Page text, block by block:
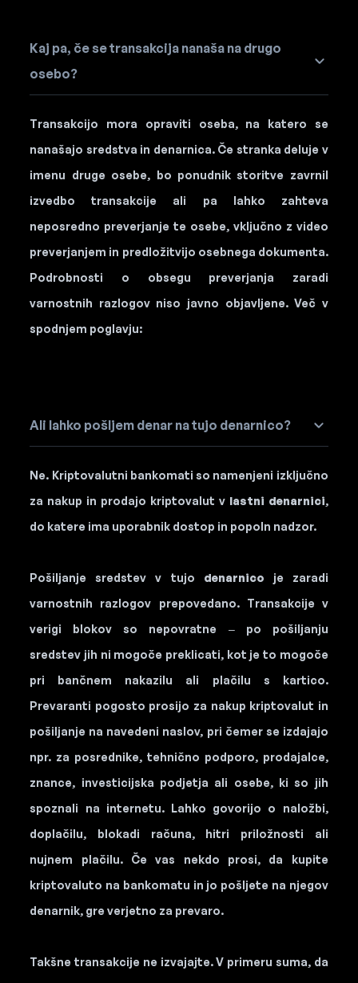
Kaj pa, če se transakcija nanaša na drugo
osebo?
Transakcijo mora opraviti oseba, na katero se
nanašajo sredstva in denarnica. Če stranka deluje v
imenu druge osebe, bo ponudnik storitve zavrnil
izvedbo transakcije ali pa lahko zahteva
neposredno preverjanje te osebe, vključno z video
preverjanjem in predložitvijo osebnega dokumenta.
Podrobnosti o obsegu preverjanja zaradi
varnostnih razlogov niso javno objavljene. Več v
spodnjem poglavju:
Ali lahko pošljem denar na tujo denarnico?
Ne. Kriptovalutni bankomati so namenjeni izključno
za nakup in prodajo kriptovalut v lastni denarnici,
do katere ima uporabnik dostop in popoln nadzor.
Pošiljanje sredstev v tujo denarnico je zaradi
varnostnih razlogov prepovedano. Transakcije v
verigi blokov so nepovratne – po pošiljanju
sredstev jih ni mogoče preklicati, kot je to mogoče
pri bančnem nakazilu ali plačilu s kartico.
Prevaranti pogosto prosijo za nakup kriptovalut in
pošiljanje na navedeni naslov, pri čemer se izdajajo
npr. za posrednike, tehnično podporo, prodajalce,
znance, investicijska podjetja ali osebe, ki so jih
spoznali na internetu. Lahko govorijo o naložbi,
doplačilu, blokadi računa, hitri priložnosti ali
nujnem plačilu. Če vas nekdo prosi, da kupite
kriptovaluto na bankomatu in jo pošljete na njegov
denarnik, gre verjetno za prevaro.
Takšne transakcije ne izvajajte. V primeru suma, da